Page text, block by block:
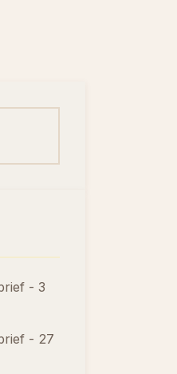
- 3
- 27